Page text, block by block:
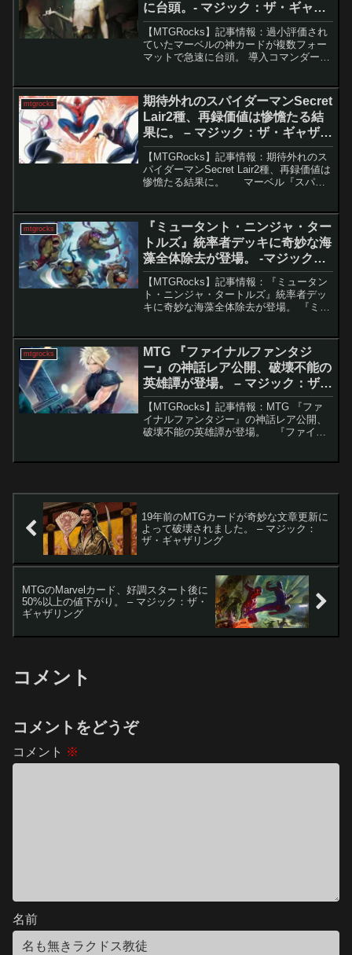
に台頭。- マジック：ザ・ギャザ
リング
【MTGRocks】記事情報：過小評価され
ていたマーベルの神カードが複数フォー
マットで急速に台頭。 導入コマンダーは
なる環境だ。その中でも「黄金牙、タシ
グル」は自己完結...
mtgrocks
期待外れのスパイダーマンSecret
Lair2種、再録価値は惨憺たる結
果に。 – マジック：ザ・ギャザリ
ング
【MTGRocks】記事情報：期待外れのス
パイダーマンSecret Lair2種、再録価値は
惨憺たる結果に。 マーベル『スパイ
かし今回の...
mtgrocks
『ミュータント・ニンジャ・ター
トルズ』統率者デッキに奇妙な海
藻全体除去が登場。 -マジック：
ザ・ギャザリング
【MTGRocks】記事情報：『ミュータン
ト・ニンジャ・タートルズ』統率者デッ
キに奇妙な海藻全体除去が登場。 『ミュ
され、特徴的な全体除去や食物強化、
+1/+1カウンタ...
mtgrocks
MTG 『ファイナルファンタジ
ー』の神話レア公開、破壊不能の
英雄譚が登場。 – マジック：ザ・
ギャザリング
【MTGRocks】記事情報：MTG 『ファ
イナルファンタジー』の神話レア公開、
破壊不能の英雄譚が登場。 『ファイナ
19年前のMTGカードが奇妙な文章更新に
よって破壊されました。 – マジック：
ザ・ギャザリング
MTGのMarvelカード、好調スタート後に
50%以上の値下がり。 – マジック：ザ・
ギャザリング
コメント
コメントをどうぞ
コメント ※
名前